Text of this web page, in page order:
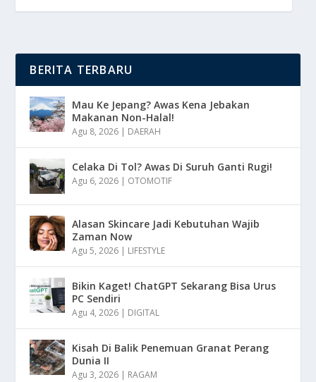
BERITA TERBARU
Mau Ke Jepang? Awas Kena Jebakan
Makanan Non-Halal!
Agu 8, 2026 | DAERAH
Celaka Di Tol? Awas Di Suruh Ganti Rugi!
Agu 6, 2026 | OTOMOTIF
Alasan Skincare Jadi Kebutuhan Wajib
Zaman Now
Agu 5, 2026 | LIFESTYLE
Bikin Kaget! ChatGPT Sekarang Bisa Urus
PC Sendiri
Agu 4, 2026 | DIGITAL
Kisah Di Balik Penemuan Granat Perang
Dunia II
Agu 3, 2026 | RAGAM